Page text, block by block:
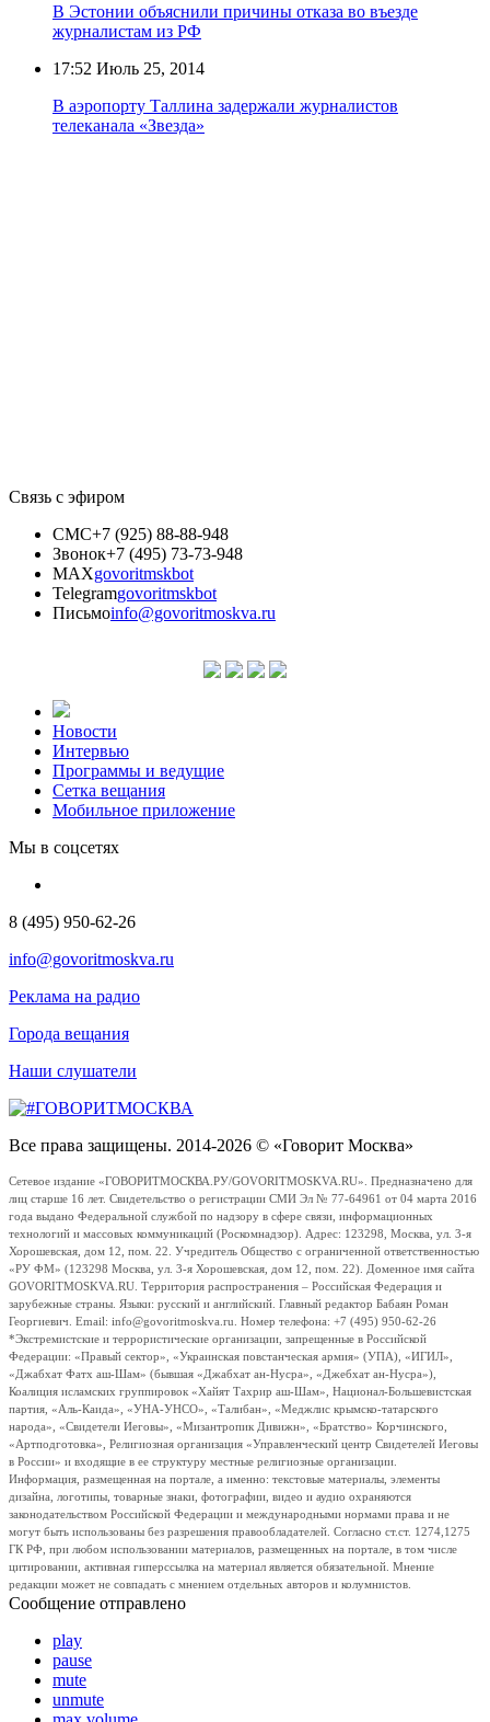
В Эстонии объяснили причины отказа во въезде
журналистам из РФ
17:52 Июль 25, 2014
В аэропорту Таллина задержали журналистов
телеканала «Звезда»
Связь с эфиром
СМС+7 (925) 88-88-948
Звонок+7 (495) 73-73-948
MAXgovoritmskbot
Telegramgovoritmskbot
Письмоinfo@govoritmoskva.ru
Новости
Интервью
Программы и ведущие
Сетка вещания
Мобильное приложение
Мы в соцсетях
8 (495) 950-62-26
info@govoritmoskva.ru
Реклама на радио
Города вещания
Наши слушатели
Все права защищены. 2014-2026 © «Говорит Москва»
Сетевое издание «ГОВОРИТМОСКВА.РУ/GOVORITMOSKVA.RU». Предназначено для
лиц старше 16 лет. Свидетельство о регистрации СМИ Эл № 77-64961 от 04 марта 2016
года выдано Федеральной службой по надзору в сфере связи, информационных
технологий и массовых коммуникаций (Роскомнадзор). Адрес: 123298, Москва, ул. 3-я
Хорошевская, дом 12, пом. 22. Учредитель Общество с ограниченной ответственностью
«РУ ФМ» (123298 Москва, ул. 3-я Хорошевская, дом 12, пом. 22). Доменное имя сайта
GOVORITMOSKVA.RU. Территория распространения – Российская Федерация и
зарубежные страны. Языки: русский и английский. Главный редактор Бабаян Роман
Георгиевич. Email: info@govoritmoskva.ru. Номер телефона: +7 (495) 950-62-26
*Экстремистские и террористические организации, запрещенные в Российской
Федерации: «Правый сектор», «Украинская повстанческая армия» (УПА), «ИГИЛ»,
«Джабхат Фатх аш-Шам» (бывшая «Джабхат ан-Нусра», «Джебхат ан-Нусра»),
Коалиция исламских группировок «Хайят Тахрир аш-Шам», Национал-Большевистская
партия, «Аль-Каида», «УНА-УНСО», «Талибан», «Меджлис крымско-татарского
народа», «Свидетели Иеговы», «Мизантропик Дивижн», «Братство» Корчинского,
«Артподготовка», Религиозная организация «Управленческий центр Свидетелей Иеговы
в России» и входящие в ее структуру местные религиозные организации.
Информация, размещенная на портале, а именно: текстовые материалы, элементы
дизайна, логотипы, товарные знаки, фотографии, видео и аудио охраняются
законодательством Российской Федерации и международными нормами права и не
могут быть использованы без разрешения правообладателей. Согласно ст.ст. 1274,1275
ГК РФ, при любом использовании материалов, размещенных на портале, в том числе
цитировании, активная гиперссылка на материал является обязательной. Мнение
редакции может не совпадать с мнением отдельных авторов и колумнистов.
Сообщение отправлено
play
pause
mute
unmute